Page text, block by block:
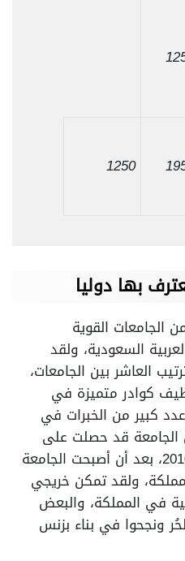
1250
بها دوليا
الجامعات القوية
السعودية، ولقد
العاشر بين الجامعات،
كوادر متميزة في
كبير من الخبرات في
الجامعة قد حصلت على
الاعتراف الدولي في العام 2010، بعد أن أصبحت الجامعة
ولقد تمكن خريجي
في المملكة، والبعض
ونجحوا في بناء بزنس